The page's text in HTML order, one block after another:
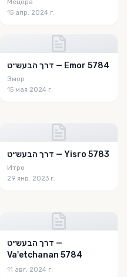
15 апр. 2024 г.
דרך הבעש״ט — Emor 5784
Эмор
15 мая 2024 г.
דרך הבעש״ט — Yisro 5783
Итро
29 янв. 2023 г.
דרך הבעש״ט —
Va'etchanan 5784
11 авг. 2024 г.